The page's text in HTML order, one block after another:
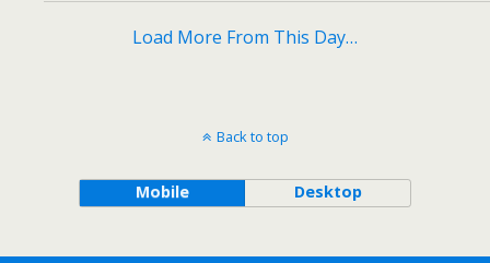
Load More From This Day…
Back to top
Mobile Desktop